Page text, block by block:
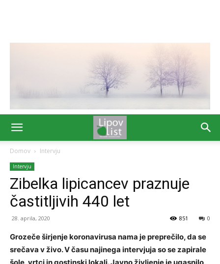
Domov Intervju
Intervju
Zibelka lipicancev praznuje
častitljivih 440 let
28. aprila, 2020 0
851
Grozeče širjenje koronavirusa nama je preprečilo, da se
srečava v živo. V času najinega intervjuja so se zapirale